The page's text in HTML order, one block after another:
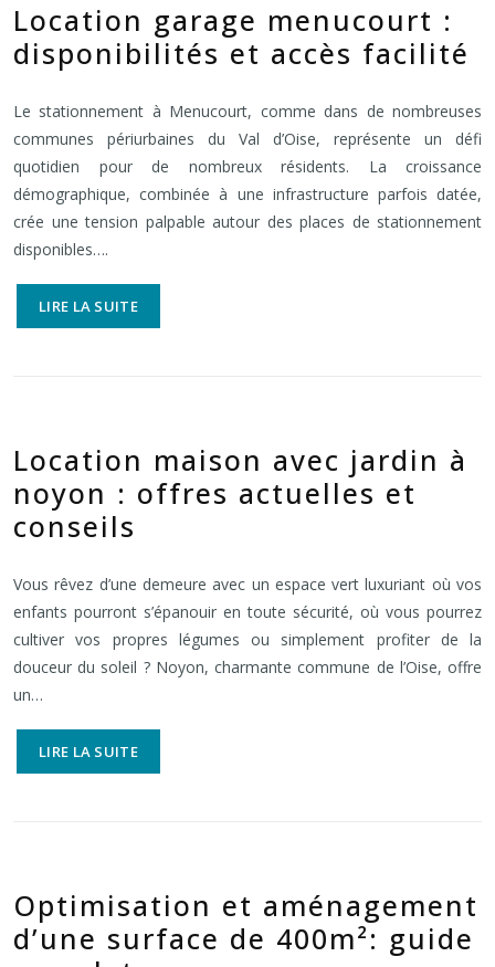
Location garage menucourt :
disponibilités et accès facilité
Le stationnement à Menucourt, comme dans de nombreuses
communes périurbaines du Val d’Oise, représente un défi
quotidien pour de nombreux résidents. La croissance
démographique, combinée à une infrastructure parfois datée,
crée une tension palpable autour des places de stationnement
disponibles….
LIRE LA SUITE
Location maison avec jardin à
noyon : offres actuelles et
conseils
Vous rêvez d’une demeure avec un espace vert luxuriant où vos
enfants pourront s’épanouir en toute sécurité, où vous pourrez
cultiver vos propres légumes ou simplement profiter de la
douceur du soleil ? Noyon, charmante commune de l’Oise, offre
un…
LIRE LA SUITE
Optimisation et aménagement
d’une surface de 400m²: guide